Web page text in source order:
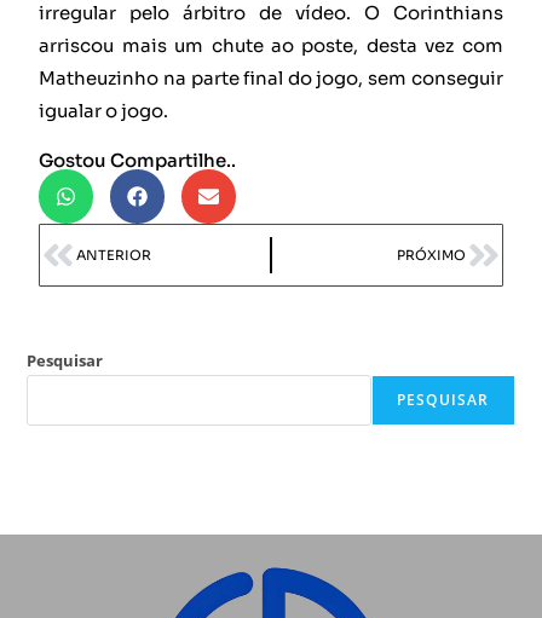
irregular pelo árbitro de vídeo. O Corinthians
arriscou mais um chute ao poste, desta vez com
Matheuzinho na parte final do jogo, sem conseguir
igualar o jogo.
Gostou Compartilhe..
ANTERIOR PRÓXIMO
Pesquisar
PESQUISAR